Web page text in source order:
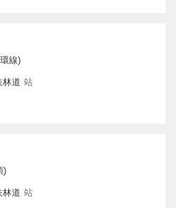
線)
林道 站
)
林道 站